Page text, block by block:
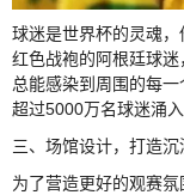
球迷是世界杯的灵魂
红色战袍的阿根廷球
总能感染到周围的每
超过5000万名球迷涌
三、场馆设计，打造
为了营造更好的观赛